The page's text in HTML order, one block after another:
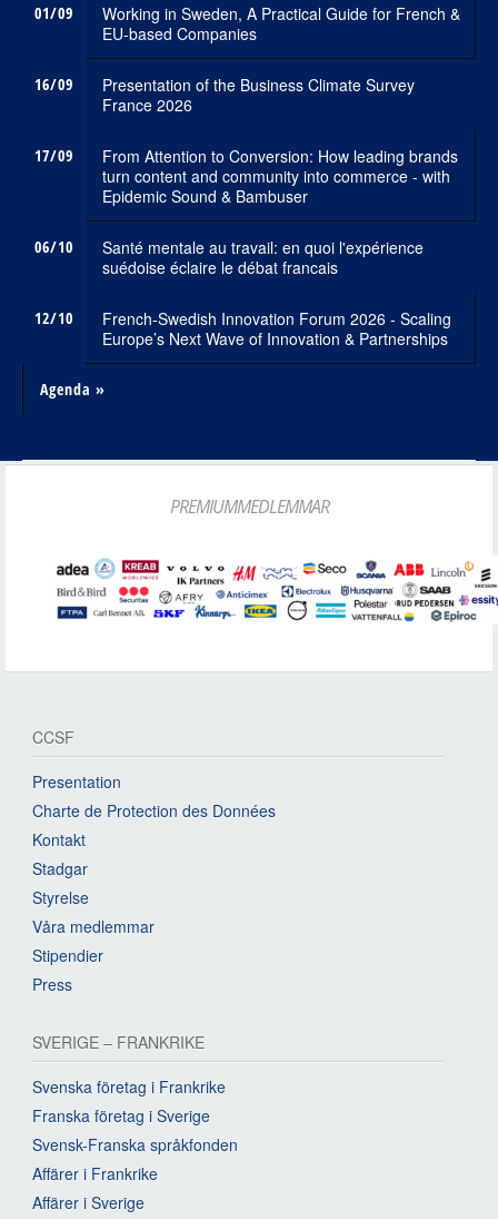
01/09
Working in Sweden, A Practical Guide for French &
EU-based Companies
16/09
Presentation of the Business Climate Survey
France 2026
17/09
From Attention to Conversion: How leading brands
turn content and community into commerce - with
Epidemic Sound & Bambuser
06/10
Santé mentale au travail: en quoi l'expérience
suédoise éclaire le débat francais
12/10
French-Swedish Innovation Forum 2026 - Scaling
Europe’s Next Wave of Innovation & Partnerships
Agenda »
PREMIUMMEDLEMMAR
CCSF
Presentation
Charte de Protection des Données
Kontakt
Stadgar
Styrelse
Våra medlemmar
Stipendier
Press
SVERIGE – FRANKRIKE
Svenska företag i Frankrike
Franska företag i Sverige
Svensk-Franska språkfonden
Affärer i Frankrike
Affärer i Sverige